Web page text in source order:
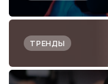
ТРЕНДЫ